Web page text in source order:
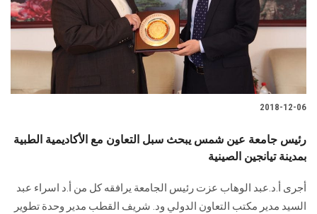
2018-12-06
رئيس جامعة عين شمس يبحث سبل التعاون مع الأكاديمية الطبية
بمدينة تيانجين الصينية
أجرى أ.د.عبد الوهاب عزت رئيس الجامعة يرافقه كل من أ.د اسراء عبد
السيد مدير مكتب التعاون الدولي ود. شريف القطب مدير وحدة تطوير